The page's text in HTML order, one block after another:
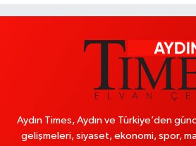
Aydın Times, Aydın ve Türkiye’den
gelişmeleri, siyaset, ekonomi, spor,